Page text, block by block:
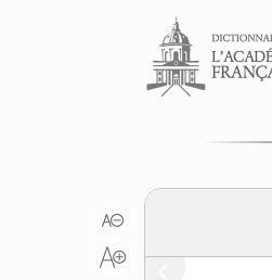
Aller au contenu